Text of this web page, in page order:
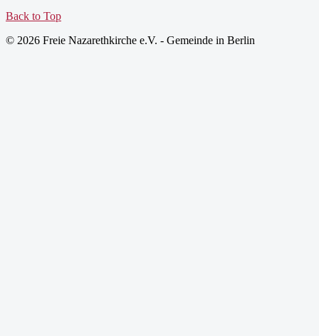
Back to Top
© 2026 Freie Nazarethkirche e.V. - Gemeinde in Berlin